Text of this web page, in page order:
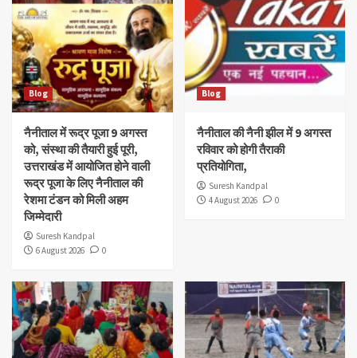
Blog
नैनीताल में रूद्र पूजा 9 अगस्त
को, संस्था की तैयारी हुई पूरी,
उत्तराखंड में आयोजित होने वाली
रूद्र पूजा के लिए नैनीताल की
रेशमा टंडन को मिली अहम
जिम्मेदारी
Suresh Kandpal
6 August 2026
0
Blog
नैनीताल की नैनी झील में 9 अगस्त
रविवार को होगी तैराकी
प्रतियोगिता,
Suresh Kandpal
4 August 2026
0